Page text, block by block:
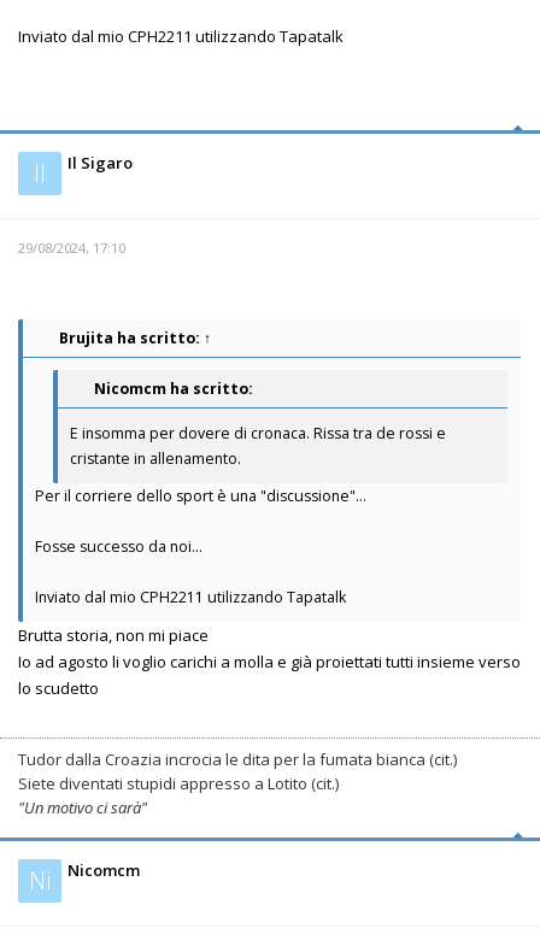
Inviato dal mio CPH2211 utilizzando Tapatalk
Il Il Sigaro
29/08/2024, 17:10
Brujita ha scritto: ↑
Nicomcm ha scritto:
E insomma per dovere di cronaca. Rissa tra de rossi e
cristante in allenamento.
Per il corriere dello sport è una "discussione"...
Fosse successo da noi...
Inviato dal mio CPH2211 utilizzando Tapatalk
Brutta storia, non mi piace
Io ad agosto li voglio carichi a molla e già proiettati tutti insieme verso
lo scudetto
Tudor dalla Croazia incrocia le dita per la fumata bianca (cit.)
Siete diventati stupidi appresso a Lotito (cit.)
"Un motivo ci sarà"
Ni Nicomcm